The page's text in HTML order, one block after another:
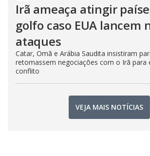
Irã ameaça atingir
golfo caso EUA lancem
ataques
Catar, Omã e Arábia Saudita insistiram
retomassem negociações com o Irã para
conflito
VEJA MAIS NOTÍCIAS